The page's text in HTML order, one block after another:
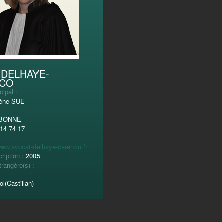
:
SUE
74 17
delhaye-carenco.fr
: 2005
: